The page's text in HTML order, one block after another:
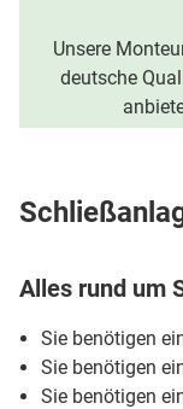
Unsere
deutsche
Alles rund um
Sie benötigen
Sie benötigen
Sie benötigen